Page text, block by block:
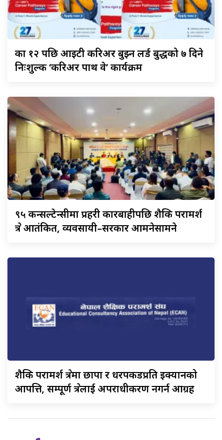
कक्षा १२ पछि आइटी करिअर बुझ्न लर्ड बुद्धको ७ दिने
निःशुल्क ‘करिअर पाथ वे’ कार्यक्रम
९५ कन्सल्टेन्सीमा प्रहरी कारबाहीपछि शैक्षिक परामर्श
क्षेत्र आतंकित, व्यवसायी–सरकार आमनेसामने
शैक्षिकपरामर्श क्षेत्रमा छापा र धरपकडप्रति इक्यानको
आपत्ति, सम्पूर्ण क्षेत्रलाई अपराधीकरण नगर्न आग्रह